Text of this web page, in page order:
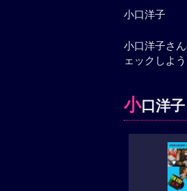
小口洋子
小口洋子さ
ェックしよう
小口洋